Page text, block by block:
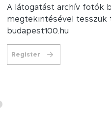
A látogatást archív fotók
megtekintésével tesszük
budapest100.hu
Register